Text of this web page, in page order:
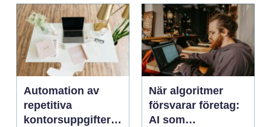
Automation av
repetitiva
kontorsuppgifter –
När algoritmer
försvarar företag:
AI som